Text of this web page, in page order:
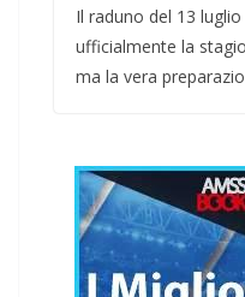
Il raduno del 13
ufficialmente la
ma la vera